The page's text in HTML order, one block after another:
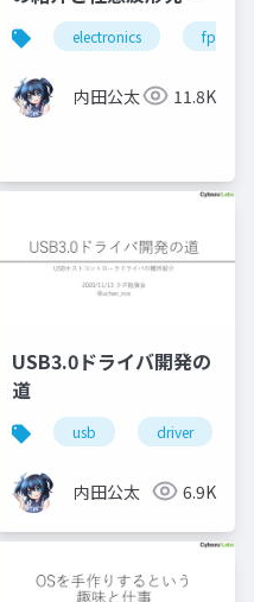
osdev_moku2
器
electronics fpga
内田公太 11.8K
USB3.0ドライバ開発の
道
usb driver
内田公太 6.9K